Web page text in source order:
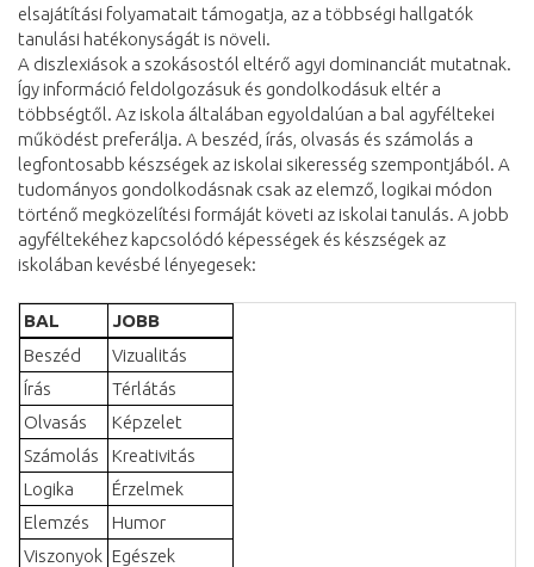
elsajátítási folyamatait támogatja, az a többségi hallgatók
tanulási hatékonyságát is növeli.
A diszlexiások a szokásostól eltérő agyi dominanciát mutatnak.
Így információ feldolgozásuk és gondolkodásuk eltér a
többségtől. Az iskola általában egyoldalúan a bal agyféltekei
működést preferálja. A beszéd, írás, olvasás és számolás a
legfontosabb készségek az iskolai sikeresség szempontjából. A
tudományos gondolkodásnak csak az elemző, logikai módon
történő megközelítési formáját követi az iskolai tanulás. A jobb
agyféltekéhez kapcsolódó képességek és készségek az
iskolában kevésbé lényegesek:
BAL
JOBB
Beszéd
Vizualitás
Írás
Térlátás
Olvasás
Képzelet
Számolás
Kreativitás
Logika
Érzelmek
Elemzés
Humor
Viszonyok Egészek